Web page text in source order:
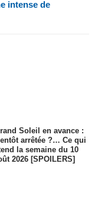
intense de
Soleil en avance :
arrêtée ?… Ce qui
la semaine du 10
2026 [SPOILERS]